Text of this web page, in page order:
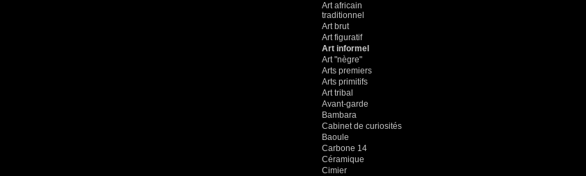
Art africain
traditionnel
Art brut
Art figuratif
Art informel
Art "nègre"
Arts premiers
Arts primitifs
Art tribal
Avant-garde
Bambara
Cabinet de curiosités
Baoule
Carbone 14
Céramique
Cimier